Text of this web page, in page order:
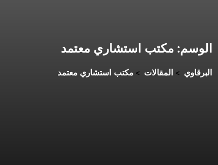
الوسم: مكتب استشاري معتمد
البرقاوي > المقالات > مكتب استشاري معتمد